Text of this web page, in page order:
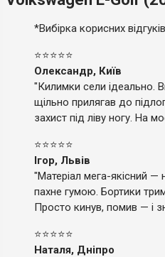
*Вибірка корисних
⭐⭐⭐⭐⭐
Олександр, Київ
"Килимки сели ідеально.
щільно прилягав до
захист під ліву ногу. На
⭐⭐⭐⭐⭐
Ігор, Львів
"Матеріал мега-якісний —
пахне гумою. Бортики
Просто кинув, помив — і
⭐⭐⭐⭐⭐
Наталя, Дніпро